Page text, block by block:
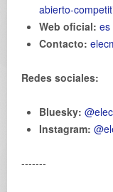
abierto-
Web oficial: es
Contacto:
Redes sociales:
Bluesky:
Instagram:
-------